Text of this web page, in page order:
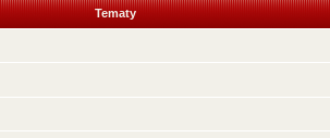
Tematy